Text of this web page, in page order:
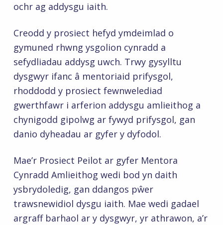
ochr ag addysgu iaith.
Creodd y prosiect hefyd ymdeimlad o
gymuned rhwng ysgolion cynradd a
sefydliadau addysg uwch. Trwy gysylltu
dysgwyr ifanc â mentoriaid prifysgol,
rhoddodd y prosiect fewnwelediad
gwerthfawr i arferion addysgu amlieithog a
chynigodd gipolwg ar fywyd prifysgol, gan
danio dyheadau ar gyfer y dyfodol.
Mae’r Prosiect Peilot ar gyfer Mentora
Cynradd Amlieithog wedi bod yn daith
ysbrydoledig, gan ddangos pŵer
trawsnewidiol dysgu iaith. Mae wedi gadael
argraff barhaol ar y dysgwyr, yr athrawon, a’r